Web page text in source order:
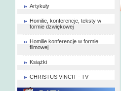
Artykuły
Homilie, konferencje, teksty w
formie dzwiękowej
Homilie konferencje w formie
filmowej
Książki
CHRISTUS VINCIT - TV